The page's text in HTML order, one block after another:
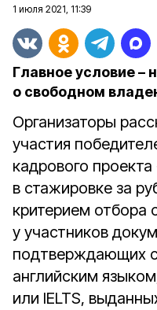
1 июля 2021, 11:39
Главное условие –
о свободном
Организаторы
участия
кадрового
в стажировке за
критерием отбора
у участников
подтверждающих
английским
или IELTS,